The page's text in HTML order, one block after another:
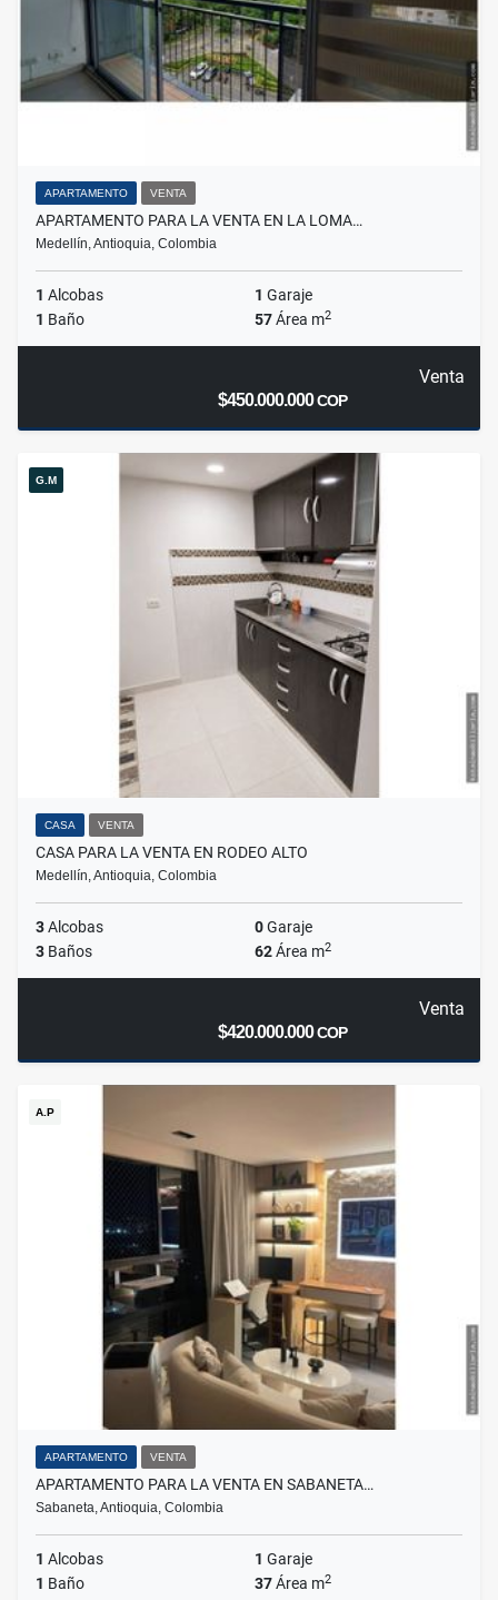
APARTAMENTO VENTA
APARTAMENTO PARA LA VENTA EN LA LOMA…
Medellín, Antioquia, Colombia
1 Alcobas 1 Garaje
1 Baño 57Área m2
Venta
$450.000.000COP
G.M
CASA VENTA
CASA PARA LA VENTA EN RODEO ALTO
Medellín, Antioquia, Colombia
3Alcobas 0Garaje
3 Baños 62Área m2
Venta
$420.000.000COP
A.P
APARTAMENTO VENTA
APARTAMENTO PARA LA VENTA EN SABANETA…
Sabaneta, Antioquia, Colombia
1 Alcobas 1 Garaje
1 Baño 37Área m2